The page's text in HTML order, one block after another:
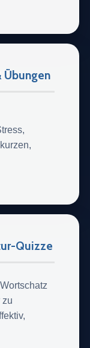
Übungen
Quizze
zu